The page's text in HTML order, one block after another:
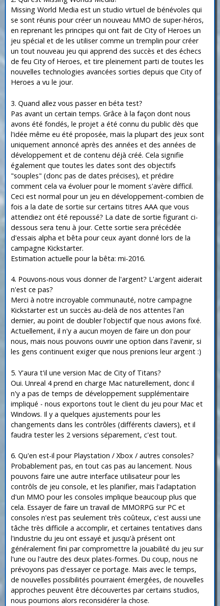
Missing World Media est un studio virtuel de bénévoles qui
se sont réunis pour créer un nouveau MMO de super-héros,
en reprenant les principes qui ont fait de City of Heroes un
jeu spécial et de les utiliser comme un tremplin pour créer
un tout nouveau jeu qui apprend des succès et des échecs
de feu City of Heroes, et tire pleinement parti de toutes les
nouvelles technologies avancées sorties depuis que City of
Heroes a vu le jour.
3. Quand allez vous passer en béta test?
Pas avant un certain temps. Grâce à la façon dont nous
avons été fondés, le projet a été connu du public dès que
l'idée même eu été proposée, mais la plupart des jeux sont
uniquement annoncé après des années et des années de
développement et de contenu déjà créé. Cela signifie
également que toutes les dates sont des objectifs
"souples" (donc pas de dates précises), et prédire
comment cela va évoluer pour le moment s'avère difficil.
Ceci est normal pour un jeu en développement-combien de
fois a la date de sortie sur certains titres AAA que vous
attendiez ont été repoussé? La date de sortie figurant ci-
dessous sera tenu à jour. Cette sortie sera précédée
d'essais alpha et bêta pour ceux ayant donné lors de la
campagne Kickstarter.
Estimation actuelle pour la bêta: mi-2016.
4. Pouvons-nous vous donner de l'argent? L'argent aiderait
n'est ce pas?
Merci à notre incroyable communauté, notre campagne
Kickstarter est un succès au-delà de nos attentes l'an
dernier, au point de doubler l'objectif que nous avions fixé.
Actuellement, il n'y a aucun moyen de faire un don pour
nous, mais nous pouvons ouvrir une option dans l'avenir, si
les gens continuent exiger que nous prenions leur argent :)
5. Y'aura t'il une version Mac de City of Titans?
Oui. Unreal 4 prend en charge Mac naturellement, donc il
n'y a pas de temps de développement supplémentaire
impliqué - nous exportons tout le client du jeu pour Mac et
Windows. Il y a quelques ajustements pour les
changements dans les contrôles (différents claviers), et il
faudra tester les 2 versions séparement, c'est tout.
6. Qu'en est-il pour Playstation / Xbox / autres consoles?
Probablement pas, en tout cas pas au lancement. Nous
pouvons faire une autre interface utilisateur pour les
contrôls de jeu console, et les planifier, mais l'adaptation
d'un MMO pour les consoles implique beaucoup plus que
cela. Essayer de faire un travail de MMORPG sur PC et
consoles n'est pas seulement très coûteux, c'est aussi une
tâche très difficile a accomplir, et certaines tentatives dans
l'industrie du jeu ont essayé et jusqu'à présent ont
généralement fini par compromettre la jouabilité du jeu sur
l'une ou l'autre des deux plates-formes. Du coup, nous ne
prévoyons pas d'essayer ce portage. Mais avec le temps,
de nouvelles possibilités pourraient émergées, de nouvelles
approches peuvent être découvertes par certains studios,
nous pourrions alors reconsidérer la chose.